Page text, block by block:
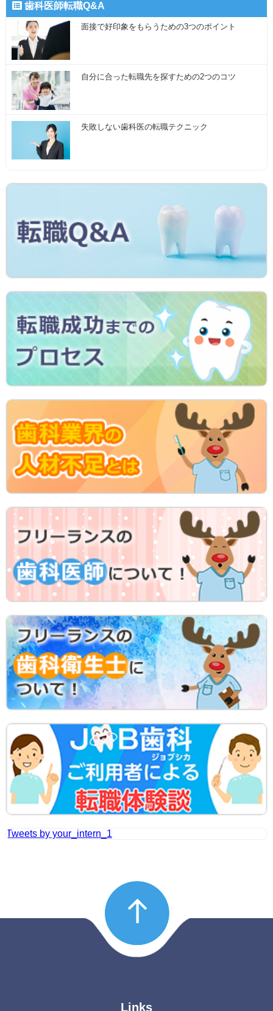
歯科医師転職Q&A
面接で好印象をもらうための3つのポイント
自分に合った転職先を探すための2つのコツ
失敗しない歯科医の転職テクニック
Tweets by your_intern_1
Links